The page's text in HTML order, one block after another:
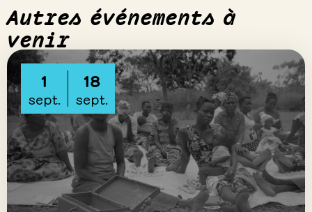
Autres événements à
venir
1
sept.
18
sept.